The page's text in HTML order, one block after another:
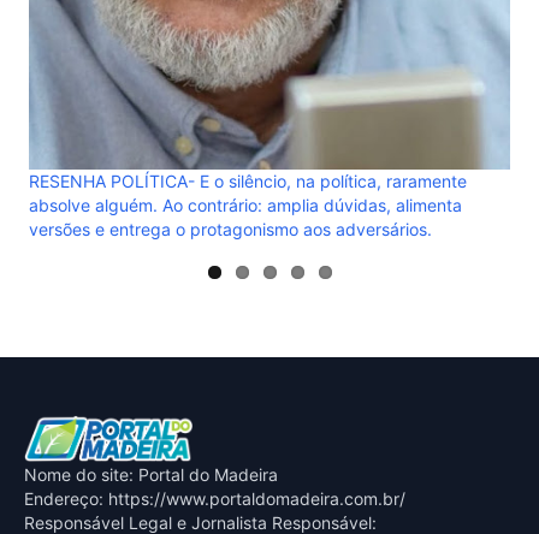
RESENHA POLÍTICA- E o silêncio, na política, raramente
absolve alguém. Ao contrário: amplia dúvidas, alimenta
versões e entrega o protagonismo aos adversários.
Nome do site: Portal do Madeira
Endereço: https://www.portaldomadeira.com.br/
Responsável Legal e Jornalista Responsável: